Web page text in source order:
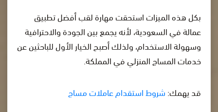
بكل هذه الميزات استحقت مهارة لقب أفضل تطبيق
عمالة في السعودية، لأنه يجمع بين الجودة والاحترافية
وسهولة الاستخدام، ولذلك أصبح الخيار الأول للباحثين عن
خدمات المساج المنزلي في المملكة.
قد يهمك:شروط استقدام عاملات مساج